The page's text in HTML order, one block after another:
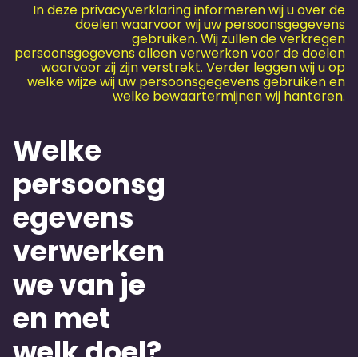
In deze privacyverklaring informeren wij u over de
doelen waarvoor wij uw persoonsgegevens
gebruiken. Wij zullen de verkregen
persoonsgegevens alleen verwerken voor de doelen
waarvoor zij zijn verstrekt. Verder leggen wij u op
welke wijze wij uw persoonsgegevens gebruiken en
welke bewaartermijnen wij hanteren.
Welke
persoonsg
egevens
verwerken
we van je
en met